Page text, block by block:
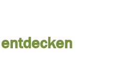
entdecken